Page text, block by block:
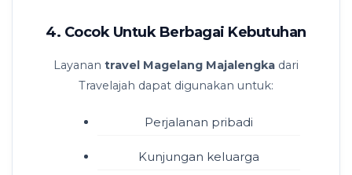
4. Cocok Untuk Berbagai Kebutuhan
Layanan travel Magelang Majalengka dari
Travelajah dapat digunakan untuk:
Perjalanan pribadi
Kunjungan keluarga